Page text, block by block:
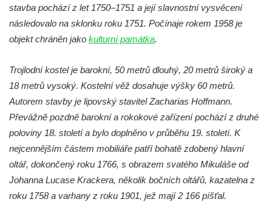
Kostel svatého Ducha v poutním areálu
Římov
Křížová cesta Římov – XXV. kaple – Boží
Křížová cesta Římov – XXIV. kaple – Pieta
Křížová cesta Římov – XXIII. kaple –
Kalvárie
Křížová cesta Římov – XXII. kaple – Šimon
Křížová cesta Římov – XXI. kaple –
Popravní brána
Křížová cesta Římov – XX. kaple – Svatá
stavba pochází z let 1750–1751 a její slavnostní vysvěcení
následovalo na sklonku roku 1751. Počínaje rokem 1958 je
objekt chráněn jako kulturní památka.
Trojlodní kostel je barokní, 50 metrů dlouhý, 20 metrů široký a
18 metrů vysoký. Kostelní věž dosahuje výšky 60 metrů.
Autorem stavby je lipovský stavitel Zacharias Hoffmann.
Převážně pozdně barokní a rokokové zařízení pochází z druhé
poloviny 18. století a bylo doplněno v průběhu 19. století. K
nejcennějším částem mobiliáře patří bohatě zdobený hlavní
oltář, dokončený roku 1766, s obrazem svatého Mikuláše od
Johanna Lucase Krackera, několik bočních oltářů, kazatelna z
roku 1758 a varhany z roku 1901, jež mají 2 166 píšťal.